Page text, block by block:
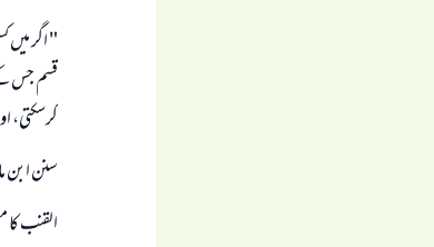
" اگر
قسم جس
كرسكتى،
سنن ابن ماجہ حديث نمبر ( 1853 )
القنب كا